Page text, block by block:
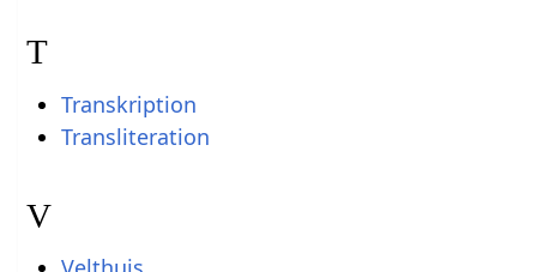
T
Transkription
Transliteration
V